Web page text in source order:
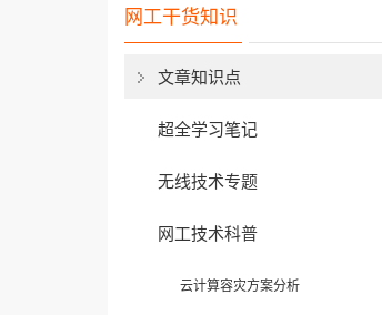
网工干货知识
文章知识点
超全学习笔记
无线技术专题
网工技术科普
云计算容灾方案分析